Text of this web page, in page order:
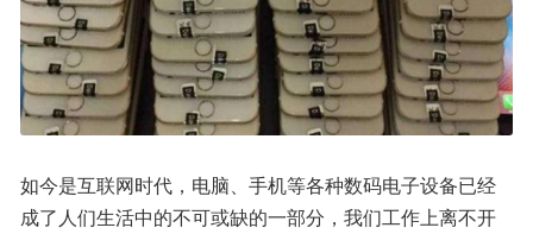
如今是互联网时代，电脑、手机等各种数码电子设备已经
成了人们生活中的不可或缺的一部分，我们工作上离不开